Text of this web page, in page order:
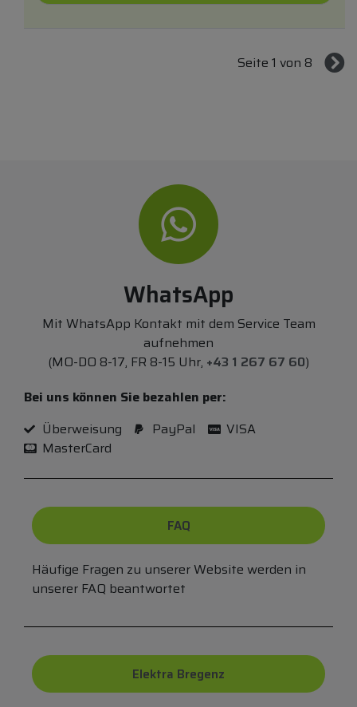
Seite 1 von 8
WhatsApp
Mit WhatsApp Kontakt mit dem Service Team
aufnehmen
(MO-DO 8-17, FR 8-15 Uhr, +43 1 267 67 60)
Bei uns können Sie bezahlen per:
Überweisung
PayPal
VISA
MasterCard
FAQ
Häufige Fragen zu unserer Website werden in
unserer FAQ beantwortet
Elektra Bregenz